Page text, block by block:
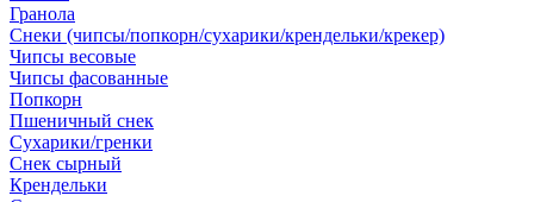
Гранола
Снеки (чипсы/попкорн/сухарики/крендельки/крекер)
Чипсы весовые
Чипсы фасованные
Попкорн
Пшеничный снек
Сухарики/гренки
Снек сырный
Крендельки